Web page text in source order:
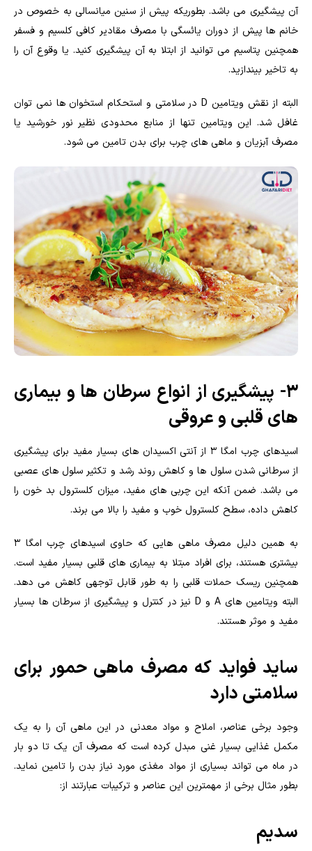
آن پیشگیری می باشد. بطوریکه پیش از سنین میانسالی به خصوص در
خانم ها پیش از دوران یائسگی با مصرف مقادیر کافی کلسیم و فسفر
همچنین پتاسیم می توانید از ابتلا به آن پیشگیری کنید. یا وقوع آن را
به تاخیر بیندازید.
البته از نقش ویتامین D در سلامتی و استحکام استخوان ها نمی توان
غافل شد. این ویتامین تنها از منابع محدودی نظیر نور خورشید یا
مصرف آبزیان و ماهی های چرب برای بدن تامین می شود.
۳- پیشگیری از انواع سرطان ها و بیماری
های قلبی و عروقی
اسیدهای چرب امگا 3 از آنتی اکسیدان های بسیار مفید برای پیشگیری
از سرطانی شدن سلول ها و کاهش روند رشد و تکثیر سلول های عصبی
می باشد. ضمن آنکه این چربی های مفید، میزان کلسترول بد خون را
کاهش داده، سطح کلسترول خوب و مفید را بالا می برند.
به همین دلیل مصرف ماهی هایی که حاوی اسیدهای چرب امگا ۳
بیشتری هستند، برای افراد مبتلا به بیماری های قلبی بسیار مفید است.
همچنین ریسک حملات قلبی را به طور قابل توجهی کاهش می دهد.
البته ویتامین های A و D نیز در کنترل و پیشگیری از سرطان ها بسیار
مفید و موثر هستند.
ساید فواید که مصرف ماهی حمور برای
سلامتی دارد
وجود برخی عناصر، املاح و مواد معدنی در این ماهی آن را به یک
مکمل غذایی بسیار غنی مبدل کرده است که مصرف آن یک تا دو بار
در ماه می تواند بسیاری از مواد مغذی مورد نیاز بدن را تامین نماید.
بطور مثال برخی از مهمترین این عناصر و ترکیبات عبارتند از:
سدیم